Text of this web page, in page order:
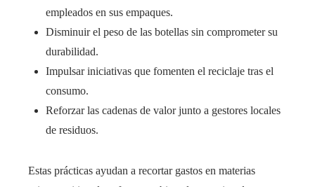
empleados en sus empaques.
Disminuir el peso de las botellas sin comprometer su
durabilidad.
Impulsar iniciativas que fomenten el reciclaje tras el
consumo.
Reforzar las cadenas de valor junto a gestores locales
de residuos.
Estas prácticas ayudan a recortar gastos en materias